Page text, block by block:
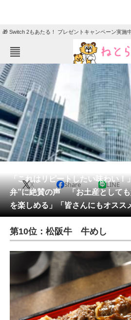
🎁 Switch 2もあたる！ プレゼントキャンペーン実施中
ねとらぼメニュー
TOP ニュース
エンタメ クイズ
グルメ 地域
住まい 教育・
動物 リサー
会員記事
メディア
注目記事を集めた総合ページ
ITの今と未来を見通す
スマホと通信の最新トレンド
進化するPCとデバイスの未来
好きが集まる 比べて選べる
「これはリピートしたい味わい！
弁”に絶賛の声 「お土産として
を楽しめる」「皆さんにもオスス
X Share LINE
第10位：松阪牛 牛めし